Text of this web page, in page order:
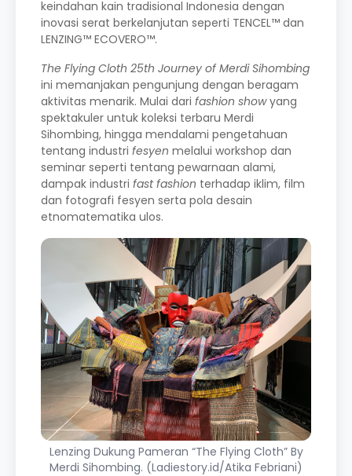
keindahan kain tradisional Indonesia dengan
inovasi serat berkelanjutan seperti TENCEL™ dan
LENZING™ ECOVERO™.
The Flying Cloth 25th Journey of Merdi Sihombing
ini memanjakan pengunjung dengan beragam
aktivitas menarik. Mulai dari fashion showyang
spektakuler untuk koleksi terbaru Merdi
Sihombing, hingga mendalami pengetahuan
tentang industri fesyen melalui workshop dan
seminar seperti tentang pewarnaan alami,
dampak industri fast fashion terhadap iklim, film
dan fotografi fesyen serta pola desain
etnomatematika ulos.
Lenzing Dukung Pameran “The Flying Cloth” By
Merdi Sihombing. (Ladiestory.id/Atika Febriani)